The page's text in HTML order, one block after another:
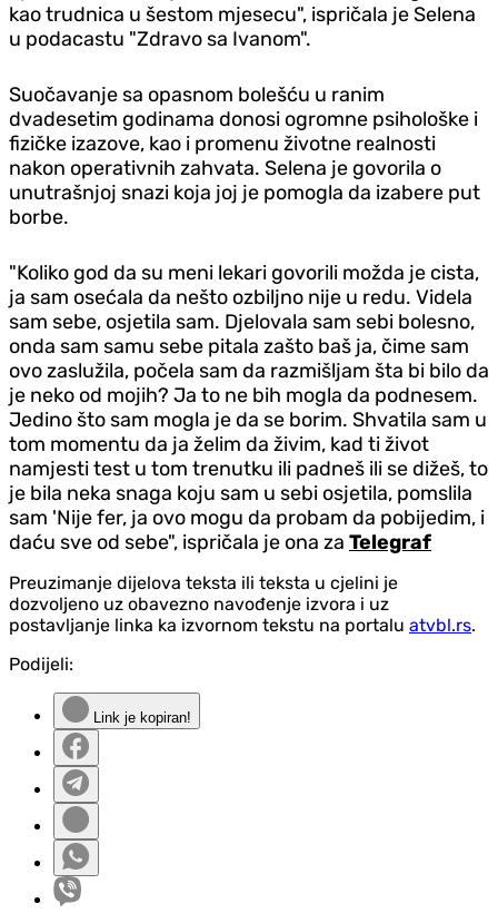
kao trudnica u šestom mjesecu", ispričala je Selena
u podacastu "Zdravo sa Ivanom".
Suočavanje sa opasnom bolešću u ranim
dvadesetim godinama donosi ogromne psihološke i
fizičke izazove, kao i promenu životne realnosti
nakon operativnih zahvata. Selena je govorila o
unutrašnjoj snazi koja joj je pomogla da izabere put
borbe.
"Koliko god da su meni lekari govorili možda je cista,
ja sam osećala da nešto ozbiljno nije u redu. Videla
sam sebe, osjetila sam. Djelovala sam sebi bolesno,
onda sam samu sebe pitala zašto baš ja, čime sam
ovo zaslužila, počela sam da razmišljam šta bi bilo da
je neko od mojih? Ja to ne bih mogla da podnesem.
Jedino što sam mogla je da se borim. Shvatila sam u
tom momentu da ja želim da živim, kad ti život
namjesti test u tom trenutku ili padneš ili se dižeš, to
je bila neka snaga koju sam u sebi osjetila, pomslila
sam 'Nije fer, ja ovo mogu da probam da pobijedim, i
daću sve od sebe", ispričala je ona za Telegraf
Preuzimanje dijelova teksta ili teksta u cjelini je
dozvoljeno uz obavezno navođenje izvora i uz
postavljanje linka ka izvornom tekstu na portalu atvbl.rs.
Podijeli:
Link je kopiran!